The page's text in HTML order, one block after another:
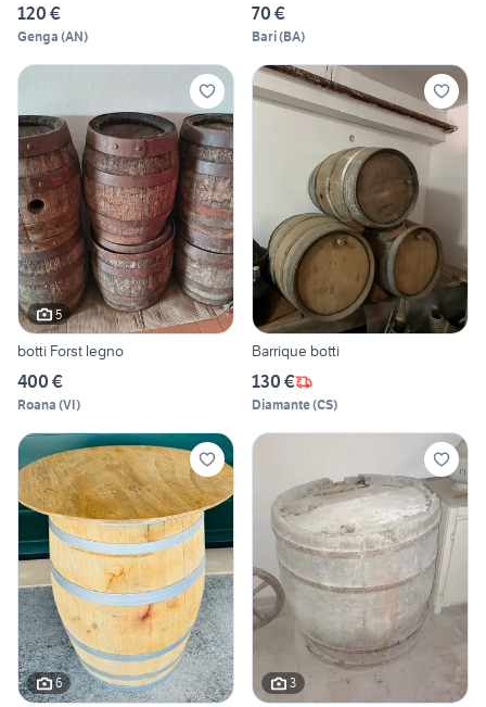
120 €
Genga (AN)
70 €
Bari(BA)
5
botti Forst legno
400 €
Roana (VI)
Barrique botti
130 €
Diamante(CS)
6 3